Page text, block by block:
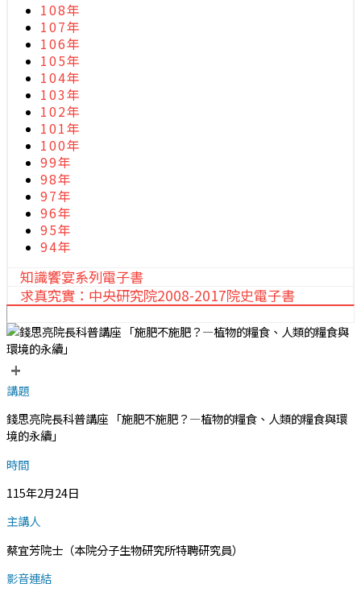
108年
107年
106年
105年
104年
103年
102年
101年
100年
99年
98年
97年
96年
95年
94年
知識饗宴系列電子書
求真究實：中央研究院2008-2017院史電子書
+
講題
錢思亮院長科普講座 「施肥不施肥？—植物的糧食、人類的糧食與環
境的永續」
時間
115年2月24日
主講人
蔡宜芳院士（本院分子生物研究所特聘研究員）
影音連結